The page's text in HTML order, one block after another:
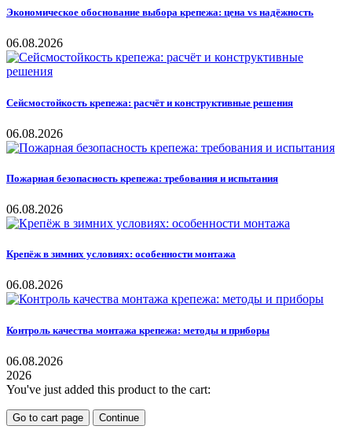
Экономическое обоснование выбора крепежа: цена vs надёжность
06.08.2026
Сейсмостойкость крепежа: расчёт и конструктивные решения
06.08.2026
Пожарная безопасность крепежа: требования и испытания
06.08.2026
Крепёж в зимних условиях: особенности монтажа
06.08.2026
Контроль качества монтажа крепежа: методы и приборы
06.08.2026
2026
You've just added this product to the cart:
Go to cart page Continue